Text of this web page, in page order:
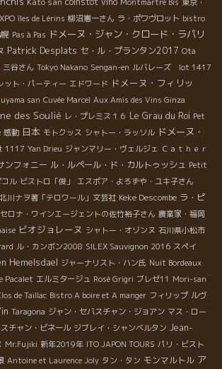
îles de Lérins 柳沼憲一さん ラ・ポワヴロット bistro
Pas à Pas ドメーヌ・ジャン・クロード・ラパリ
Patrick Desplats セ・ル・プランタン2017 Ota
三谷さん Tokyo Nakano Sengan-en ルバレーズ lot 1417
ット・パーティー エドワード ドメーヌ・フィリッ
san Cuvée Marcel Aux Amis des Vins Ginza
des Soulié レ・プレミス１６ Le Grau du Roi Pet
感動 日本 モトクッス シャトー・ラッソル ドメーヌ・
1117 Yan Drieu ジャンマリー・ヴェルジェ Ｃａｔｈｅｒ
ンフォニー ル・ルペール・ド・カルトゥッシュ Petit
ル ビストロ「俊」 エスポア・よろずや・ユキ子さん
北川ナヲ著「テロワール」文芸社 Keke Descombe ラ・ピ
ロナ・ワインエージェントの佐竹裕子さん 農業家・福岡
ビオジョレーヌ シャトー・オゾンヌ 石川県小松市
ル・カンボン2008 SILEX Sauvignon 2016 スペイ
Hemelsdael ジャーナリスト・ハン氏 Nuit Bordeaux
Pacalet エルミタージュ Rosé Grigri ブレゼ11 Mori-san
de Taillac Bistro A boire et A manger フィリップ ルヴ
Taragona ジャン・セバスチャン・ジョアン マス・ロー
チャン・ビネール ジブレイ・シャンベルタン Jean-
Mr.Fujiki 新年2019年 ITO JAPON TOURS パリ・ビスト
Antoine et Laurence Joly タン・タン モンマルトル ア